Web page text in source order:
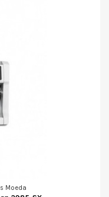
Moeda